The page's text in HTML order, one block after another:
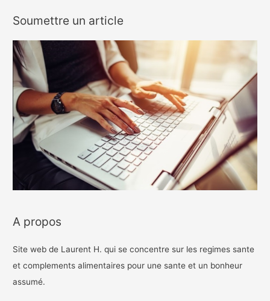
Soumettre un article
A propos
Site web de Laurent H. qui se concentre sur les regimes sante
et complements alimentaires pour une sante et un bonheur
assumé.